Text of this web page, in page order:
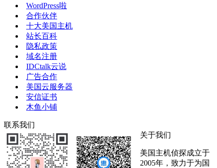
WordPress啦
合作伙伴
十大美国主机
站长百科
隐私政策
域名注册
IDCtalk云说
广告合作
美国云服务器
安信证书
木鱼小铺
联系我们
关于我们
美国主机侦探成立于
2005年，致力于为国